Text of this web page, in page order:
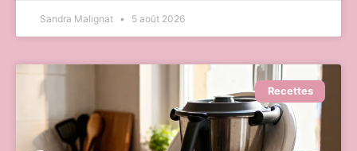
Sandra Malignat 5 août 2026
Recettes